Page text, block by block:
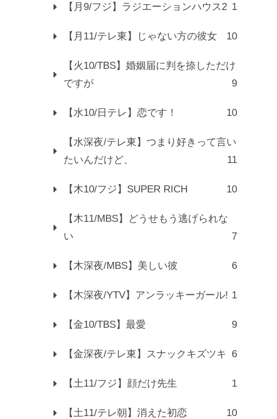
【月9/フジ】ラジエーションハウス2 1
【月11/テレ東】じゃない方の彼女 10
【火10/TBS】婚姻届に判を捺しただけ
ですが
9
【水10/日テレ】恋です！ 10
【水深夜/テレ東】つまり好きって言い
たいんだけど、
11
【木10/フジ】SUPER RICH 10
【木11/MBS】どうせもう逃げられな
い
7
【木深夜/MBS】美しい彼 6
【木深夜/YTV】アンラッキーガール! 1
【金10/TBS】最愛 9
【金深夜/テレ東】スナックキズツキ 6
【土11/フジ】顔だけ先生 1
【土11/テレ朝】消えた初恋 10